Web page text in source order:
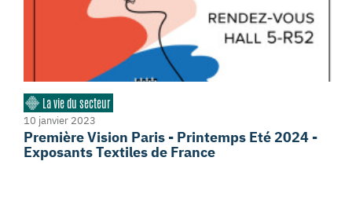
La vie du secteur
10 janvier 2023
Première Vision Paris - Printemps Eté 2024 -
Exposants Textiles de France